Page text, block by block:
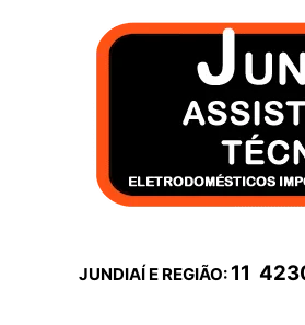
JUNDIAÍ E REGIÃO: 11